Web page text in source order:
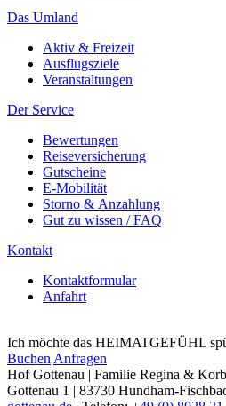
Das Umland
Aktiv & Freizeit
Ausflugsziele
Veranstaltungen
Der Service
Bewertungen
Reiseversicherung
Gutscheine
E-Mobilität
Storno & Anzahlung
Gut zu wissen / FAQ
Kontakt
Kontaktformular
Anfahrt
Ich möchte das HEIMATGEFÜHL
Buchen Anfragen
Hof Gottenau | Familie Regina &
Gottenau 1 | 83730 Hundham-